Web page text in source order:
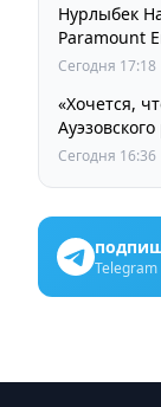
Нурлыбек
Paramount
Сегодня 17:18
«Хочется,
ждут от
Сегодня 16:36
Telegram